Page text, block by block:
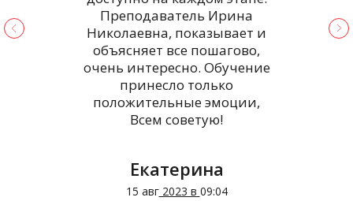
Преподаватель Ирина
Николаевна, показывает и
объясняет все пошагово,
очень интересно. Обучение
принесло только
положительные эмоции,
Всем советую!
Екатерина
15 авг2023 в 09:04